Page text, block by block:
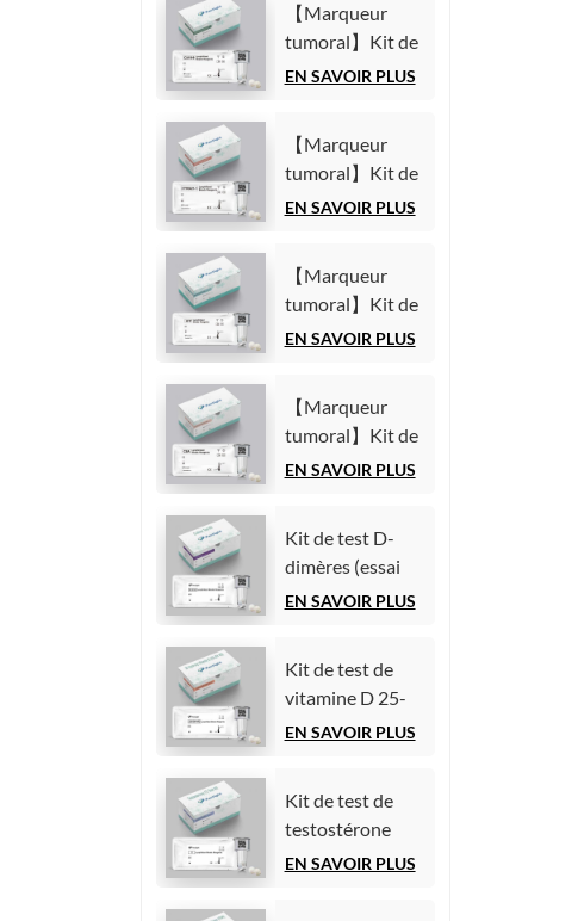
(Immunoessai
par
chimiluminescence
【Marqueur
tumoral】Kit de
test de l'antigène
(Immunoessai
par
chimiluminescence
EN SAVOIR PLUS
【Marqueur
tumoral】Kit de
test du fragment
(CYFRA21-1)
(Immunoessai
par
homogène)
EN SAVOIR PLUS
【Marqueur
tumoral】Kit de
test de l'alpha-
(Immunoessai
par
chimiluminescence
EN SAVOIR PLUS
【Marqueur
tumoral】Kit de
test de l'antigène
(Immunoessai
par
chimiluminescence
EN SAVOIR PLUS
Kit de test D-
dimères (essai
immunologique
homogène)
EN SAVOIR PLUS
Kit de test de
vitamine D 25-
hydroxy (essai
chimiluminescence
homogène))
EN SAVOIR PLUS
Kit de test de
testostérone
(essai
EN SAVOIR PLUS